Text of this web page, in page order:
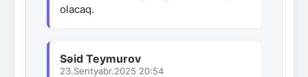
olacaq.
Səid Teymurov
23.Sentyabr.2025 20:54